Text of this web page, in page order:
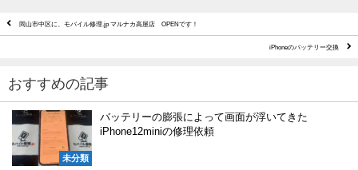
岡山市中区に、モバイル修理.jp マルナカ高屋店 OPENです！
iPhoneのバッテリー交換
おすすめの記事
未分類
バッテリーの膨張によって画面が浮いてきた
iPhone12miniの修理依頼